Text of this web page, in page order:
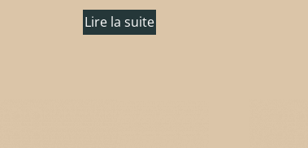
Lire la suite